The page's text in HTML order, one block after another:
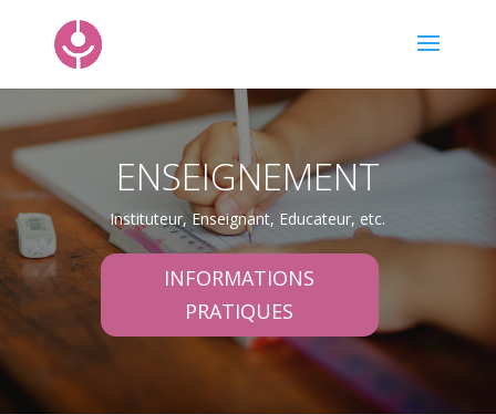
ENSEIGNEMENT
Instituteur, Enseignant, Educateur, etc.
INFORMATIONS
PRATIQUES